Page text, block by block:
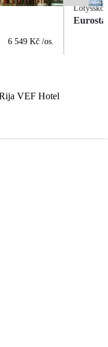
6 549 Kč /os.
Lotyšsko
VEF Hotel